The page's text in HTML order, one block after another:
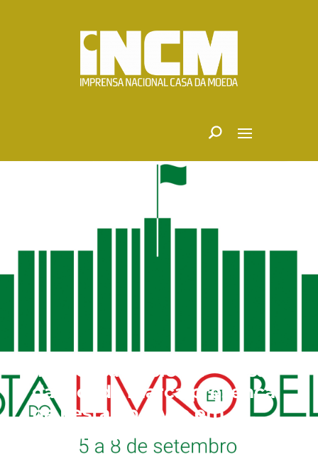
Imprensa Nacional – Casa
da Moeda marca presença
na Festa do Livro em
Belém 2024